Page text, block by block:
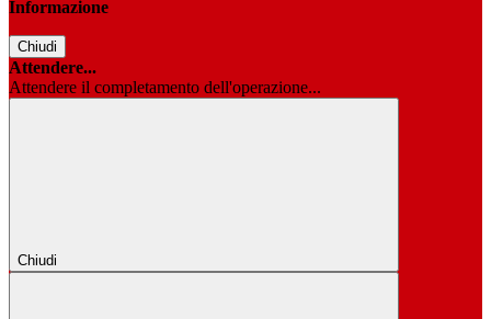
Informazione
Chiudi
Attendere...
Attendere il completamento dell'operazione...
Chiudi